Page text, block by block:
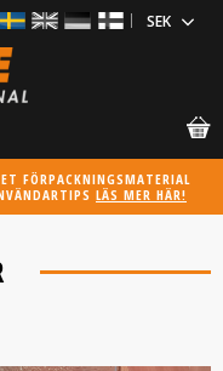
FÖRPACKNINGSMATERIAL
LÄS MER HÄR!